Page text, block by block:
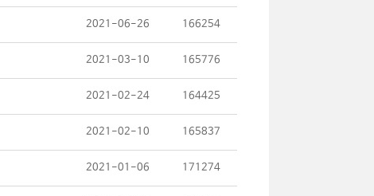
2021-06-26 166254
2021-03-10 165776
2021-02-24 164425
2021-02-10 165837
2021-01-06 171274